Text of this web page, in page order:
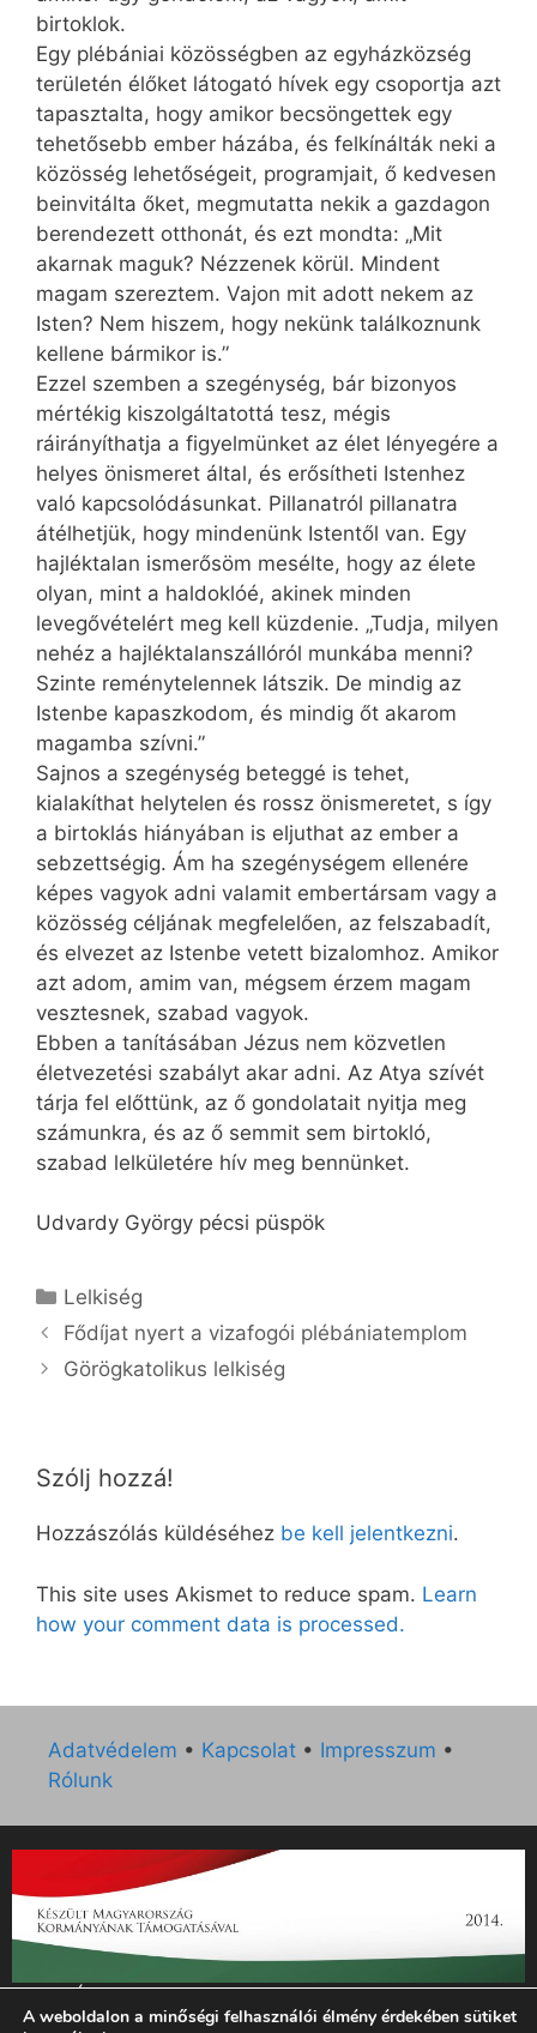
birtoklok.
Egy plébániai közösségben az egyházközség
területén élőket látogató hívek egy csoportja azt
tapasztalta, hogy amikor becsöngettek egy
tehetősebb ember házába, és felkínálták neki a
közösség lehetőségeit, programjait, ő kedvesen
beinvitálta őket, megmutatta nekik a gazdagon
berendezett otthonát, és ezt mondta: „Mit
akarnak maguk? Nézzenek körül. Mindent
magam szereztem. Vajon mit adott nekem az
Isten? Nem hiszem, hogy nekünk találkoznunk
kellene bármikor is.”
Ezzel szemben a szegénység, bár bizonyos
mértékig kiszolgáltatottá tesz, mégis
ráirányíthatja a figyelmünket az élet lényegére a
helyes önismeret által, és erősítheti Istenhez
való kapcsolódásunkat. Pillanatról pillanatra
átélhetjük, hogy mindenünk Istentől van. Egy
hajléktalan ismerősöm mesélte, hogy az élete
olyan, mint a haldoklóé, akinek minden
levegővételért meg kell küzdenie. „Tudja, milyen
nehéz a hajléktalanszállóról munkába menni?
Szinte reménytelennek látszik. De mindig az
Istenbe kapaszkodom, és mindig őt akarom
magamba szívni.”
Sajnos a szegénység beteggé is tehet,
kialakíthat helytelen és rossz önismeretet, s így
a birtoklás hiányában is eljuthat az ember a
sebzettségig. Ám ha szegénységem ellenére
képes vagyok adni valamit embertársam vagy a
közösség céljának megfelelően, az felszabadít,
és elvezet az Istenbe vetett bizalomhoz. Amikor
azt adom, amim van, mégsem érzem magam
vesztesnek, szabad vagyok.
Ebben a tanításában Jézus nem közvetlen
életvezetési szabályt akar adni. Az Atya szívét
tárja fel előttünk, az ő gondolatait nyitja meg
számunkra, és az ő semmit sem birtokló,
szabad lelkületére hív meg bennünket.
Udvardy György pécsi püspök
Kategória
Lelkiség
Fődíjat nyert a vizafogói plébániatemplom
Görögkatolikus lelkiség
Szólj hozzá!
Hozzászólás küldéséhez be kell jelentkezni.
This site uses Akismet to reduce spam. Learn
how your comment data is processed.
Adatvédelem • Kapcsolat • Impresszum •
Rólunk
„Az Új Ember katolikus hetilap 2014. évi működésének
támogatását az EGYH-KCP-14-P-0121 sz. támogatási
A weboldalon a minőségi felhasználói élmény érdekében sütiket